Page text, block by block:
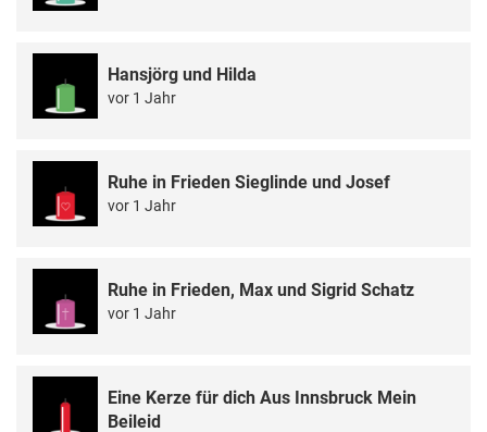
Hansjörg und Hilda
vor 1 Jahr
Ruhe in Frieden Sieglinde und Josef
vor 1 Jahr
Ruhe in Frieden, Max und Sigrid Schatz
vor 1 Jahr
Eine Kerze für dich Aus Innsbruck Mein
Beileid